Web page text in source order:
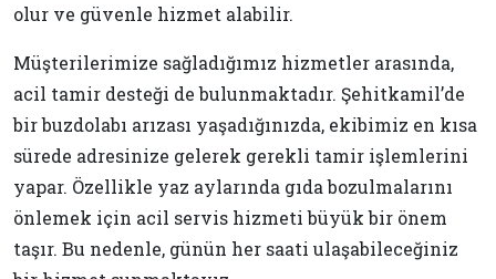
olur ve güvenle hizmet alabilir.
Müşterilerimize sağladığımız hizmetler arasında,
acil tamir desteği de bulunmaktadır. Şehitkamil’de
bir buzdolabı arızası yaşadığınızda, ekibimiz en kısa
sürede adresinize gelerek gerekli tamir işlemlerini
yapar. Özellikle yaz aylarında gıda bozulmalarını
önlemek için acil servis hizmeti büyük bir önem
taşır. Bu nedenle, günün her saati ulaşabileceğiniz